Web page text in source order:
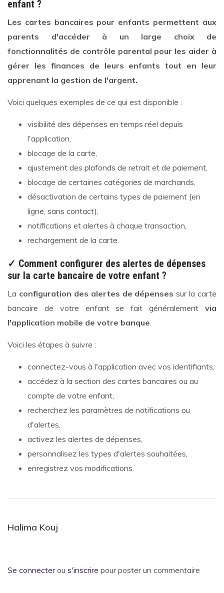
enfant ?
Les cartes bancaires pour enfants permettent aux
parents d'accéder à un large choix de
fonctionnalités de contrôle parental pour les aider à
gérer les finances de leurs enfants tout en leur
apprenant la gestion de l'argent.
Voici quelques exemples de ce qui est disponible :
visibilité des dépenses en temps réel depuis
l'application,
blocage de la carte,
ajustement des plafonds de retrait et de paiement,
blocage de certaines catégories de marchands,
désactivation de certains types de paiement (en
ligne, sans contact),
notifications et alertes à chaque transaction,
rechargement de la carte.
✓ Comment configurer des alertes de dépenses
sur la carte bancaire de votre enfant ?
La configuration des alertes de dépenses sur la carte
bancaire de votre enfant se fait généralement via
l'application mobile de votre banque.
Voici les étapes à suivre :
connectez-vous à l'application avec vos identifiants,
accédez à la section des cartes bancaires ou au
compte de votre enfant,
recherchez les paramètres de notifications ou
d'alertes,
activez les alertes de dépenses,
personnalisez les types d'alertes souhaitées,
enregistrez vos modifications.
Halima Kouj
Se connecterou s'inscrire pour poster un commentaire